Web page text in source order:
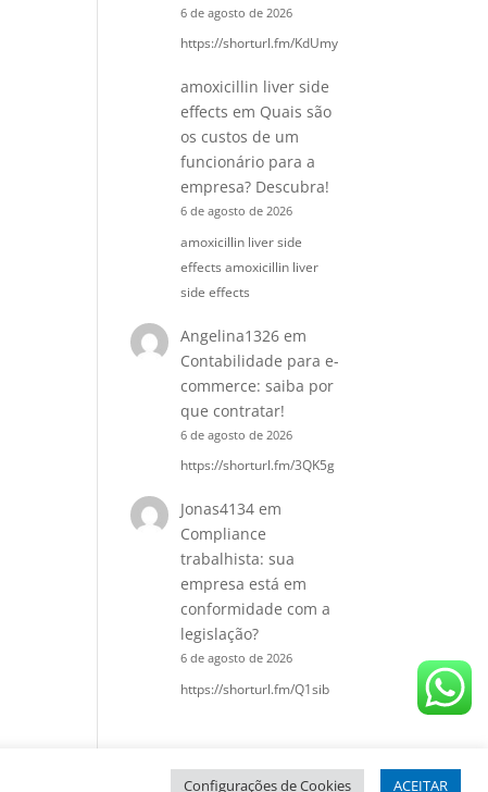
6 de agosto de 2026
https://shorturl.fm/KdUmy
amoxicillin liver side
effects em Quais são
os custos de um
funcionário para a
empresa? Descubra!
6 de agosto de 2026
amoxicillin liver side
effects amoxicillin liver
side effects
Angelina1326em
Contabilidade para e-
commerce: saiba por
que contratar!
6 de agosto de 2026
https://shorturl.fm/3QK5g
Jonas4134em
Compliance
trabalhista: sua
empresa está em
conformidade com a
legislação?
6 de agosto de 2026
https://shorturl.fm/Q1sib
Configurações de Cookies ACEITAR